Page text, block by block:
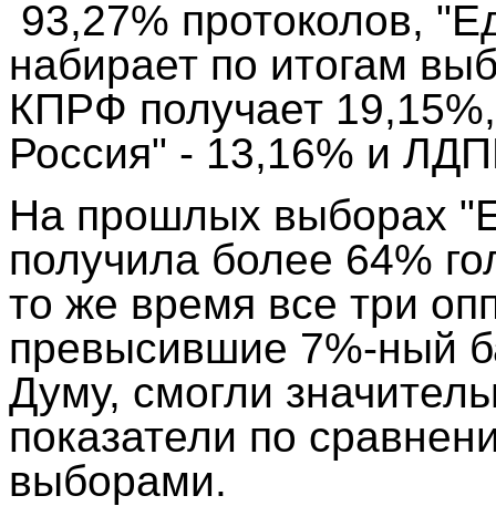
93,27% протоколов,
набирает по итогам
КПРФ получает
Россия" - 13,16% и
На прошлых выборах
получила более 64%
то же время все три
превысившие 7%-ный
Думу, смогли
показатели по
выборами.